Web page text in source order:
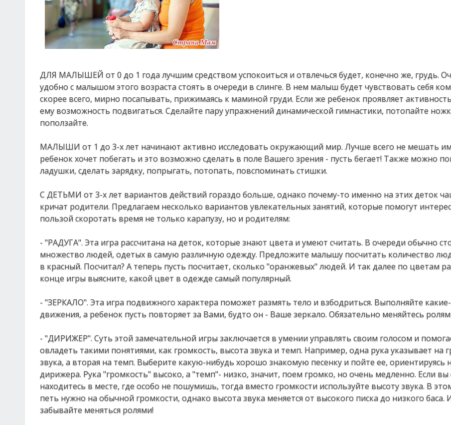
ДЛЯ МАЛЫШЕЙ от 0 до 1 года лучшим средством успокоиться и отвлечься будет, конечно же, грудь.
удобно с малышом этого возраста стоять в очереди в слинге. В нем малыш будет чувствовать себя
скорее всего, мирно посапывать, прижимаясь к маминой груди. Если же ребенок проявляет
ему возможность подвигаться. Сделайте пару упражнений динамической гимнастики, потопайте
поползайте.
МАЛЫШИ от 1 до 3-х лет начинают активно исследовать окружающий мир. Лучше всего не мешать
ребенок хочет побегать и это возможно сделать в поле Вашего зрения - пусть бегает! Также можно
ладушки, сделать зарядку, попрыгать, потопать, повспоминать стишки.
С ДЕТЬМИ от 3-х лет вариантов действий гораздо больше, однако почему-то именно на этих деток
кричат родители. Предлагаем несколько вариантов увлекательных занятий, которые помогут
пользой скоротать время не только карапузу, но и родителям:
- "РАДУГА". Эта игра рассчитана на деток, которые знают цвета и умеют считать. В очереди обычно
множество людей, одетых в самую различную одежду. Предложите малышу посчитать количество
в красный. Посчитал? А теперь пусть посчитает, сколько "оранжевых" людей. И так далее по цветам
конце игры выясните, какой цвет в одежде самый популярный.
- "ЗЕРКАЛО". Эта игра подвижного характера поможет размять тело и взбодриться. Выполняйте
движения, а ребенок пусть повторяет за Вами, будто он - Ваше зеркало. Обязательно меняйтесь
- "ДИРИЖЕР". Суть этой замечательной игры заключается в умении управлять своим голосом и
овладеть такими понятиями, как громкость, высота звука и темп. Например, одна рука указывает на
звука, а вторая на темп. Выберите какую-нибудь хорошо знакомую песенку и пойте ее, ориентируясь
дирижера. Рука "громкость" высоко, а "темп"- низко, значит, поем громко, но очень медленно. Если
находитесь в месте, где особо не пошумишь, тогда вместо громкости используйте высоту звука. В
петь нужно на обычной громкости, однако высота звука меняется от высокого писка до низкого баса.
забывайте меняться ролями!